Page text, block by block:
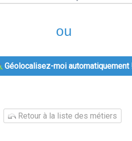
ou
Géolocalisez-moi automatiquement
Retour à la liste des métiers